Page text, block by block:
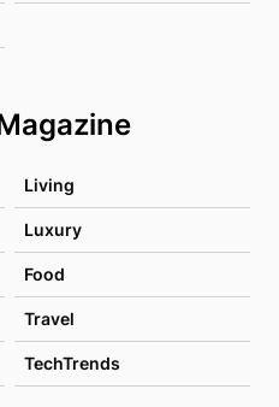
Living
Luxury
Food
Travel
TechTrends